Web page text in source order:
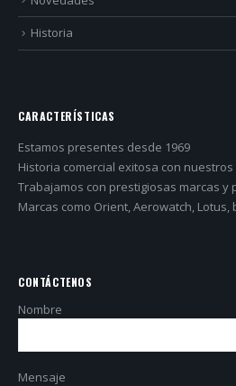
Historia
CARACTERÍSTICAS
Estamos presentes desde 1969
Historia comercial exitosa con nuestros
Trabajamos con prestigiosas marcas y
Marcas como Orient, Aerowatch, Lotus,
CONTÁCTENOS
Nombre
Mensaje